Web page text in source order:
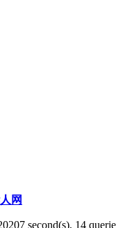
网
second(s), 14